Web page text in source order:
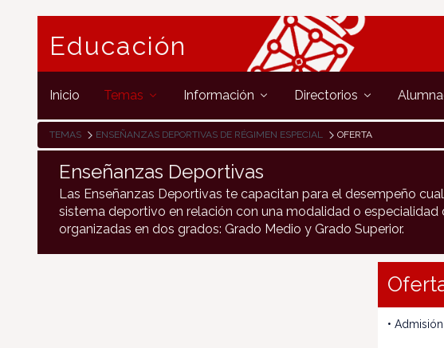
Educación
Inicio Temas Información Directorios
TEMAS ENSEÑANZAS DEPORTIVAS DE RÉGIMEN ESPECIAL OFERTA
Enseñanzas Deportivas
Las Enseñanzas Deportivas te capacitan para el desempeño
sistema deportivo en relación con una modalidad o
organizadas en dos grados: Grado Medio y Grado Superior.
•